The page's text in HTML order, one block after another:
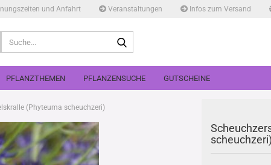
und Anfahrt Veranstaltungen Infos zum Versand
PFLANZTHEMEN PFLANZENSUCHE GUTSCHEINE
(Phyteuma scheuchzeri)
scheuchzeri)